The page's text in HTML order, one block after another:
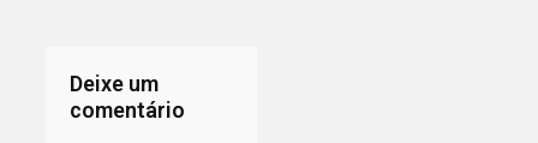
Deixe um
comentário